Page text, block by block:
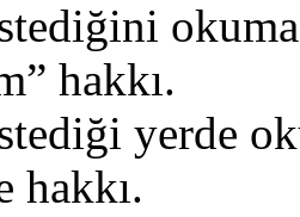
hakkı.
yerde
hakkı.